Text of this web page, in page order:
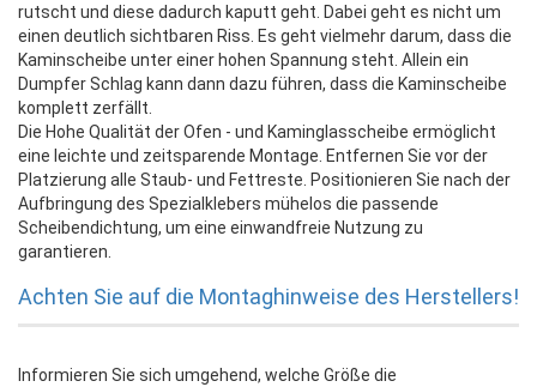
rutscht und diese dadurch kaputt geht. Dabei geht es nicht um
einen deutlich sichtbaren Riss. Es geht vielmehr darum, dass die
Kaminscheibe unter einer hohen Spannung steht. Allein ein
Dumpfer Schlag kann dann dazu führen, dass die Kaminscheibe
komplett zerfällt.
Die Hohe Qualität der Ofen - und Kaminglasscheibe ermöglicht
eine leichte und zeitsparende Montage. Entfernen Sie vor der
Platzierung alle Staub- und Fettreste. Positionieren Sie nach der
Aufbringung des Spezialklebers mühelos die passende
Scheibendichtung, um eine einwandfreie Nutzung zu
garantieren.
Achten Sie auf die Montaghinweise des Herstellers!
Informieren Sie sich umgehend, welche Größe die